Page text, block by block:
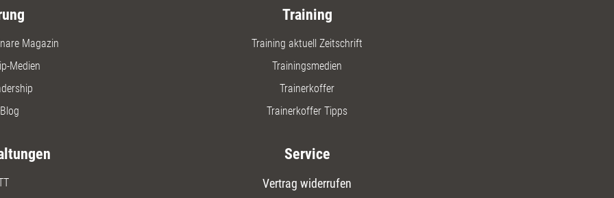
Magazin
Medien
Training
Training aktuell Zeitschrift
Trainingsmedien
Trainerkoffer
Trainerkoffer Tipps
Service
Vertrag widerrufen